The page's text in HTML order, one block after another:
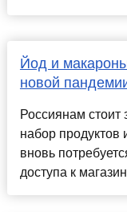
Йод и
новой
Россиянам стоит
набор продуктов
вновь
доступа к